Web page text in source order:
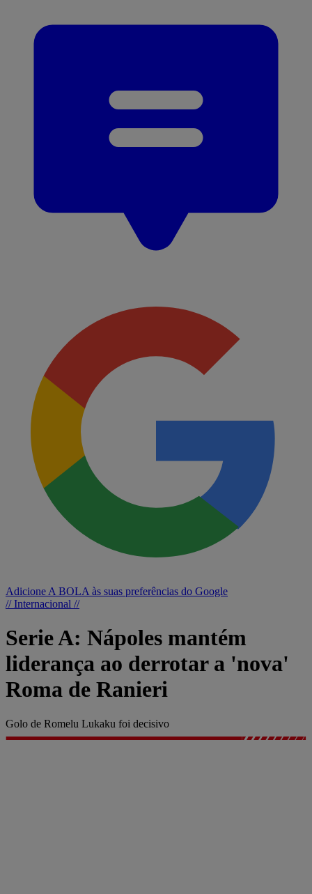
Adicione A BOLA às suas preferências do Google
// Internacional //
Serie A: Nápoles mantém
liderança ao derrotar a 'nova'
Roma de Ranieri
Golo de Romelu Lukaku foi decisivo